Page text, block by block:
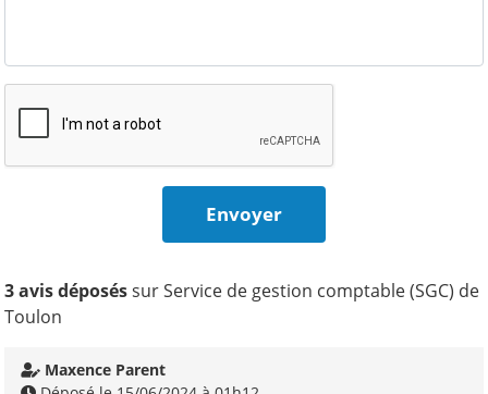
3 avis déposéssur Service de gestion comptable (SGC) de
Toulon
Maxence Parent